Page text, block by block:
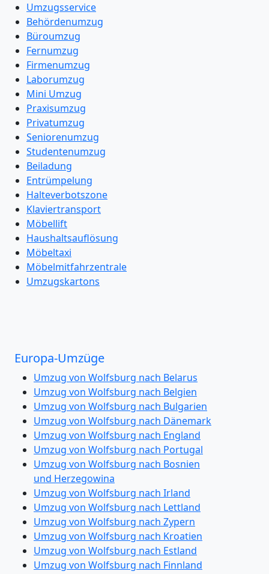
Umzugsservice
Behördenumzug
Büroumzug
Fernumzug
Firmenumzug
Laborumzug
Mini Umzug
Praxisumzug
Privatumzug
Seniorenumzug
Studentenumzug
Beiladung
Entrümpelung
Halteverbotszone
Klaviertransport
Möbellift
Haushaltsauflösung
Möbeltaxi
Möbelmitfahrzentrale
Umzugskartons
Europa-Umzüge
Umzug von Wolfsburg nach Belarus
Umzug von Wolfsburg nach Belgien
Umzug von Wolfsburg nach Bulgarien
Umzug von Wolfsburg nach Dänemark
Umzug von Wolfsburg nach England
Umzug von Wolfsburg nach Portugal
Umzug von Wolfsburg nach Bosnien
und Herzegowina
Umzug von Wolfsburg nach Irland
Umzug von Wolfsburg nach Lettland
Umzug von Wolfsburg nach Zypern
Umzug von Wolfsburg nach Kroatien
Umzug von Wolfsburg nach Estland
Umzug von Wolfsburg nach Finnland